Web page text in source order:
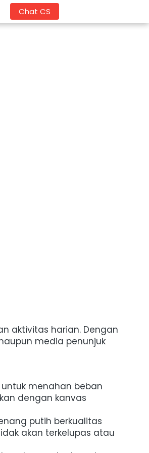
`
Chat CS
aktivitas harian. Dengan
media penunjuk
menahan beban
dengan kanvas
putih berkualitas
akan terkelupas atau